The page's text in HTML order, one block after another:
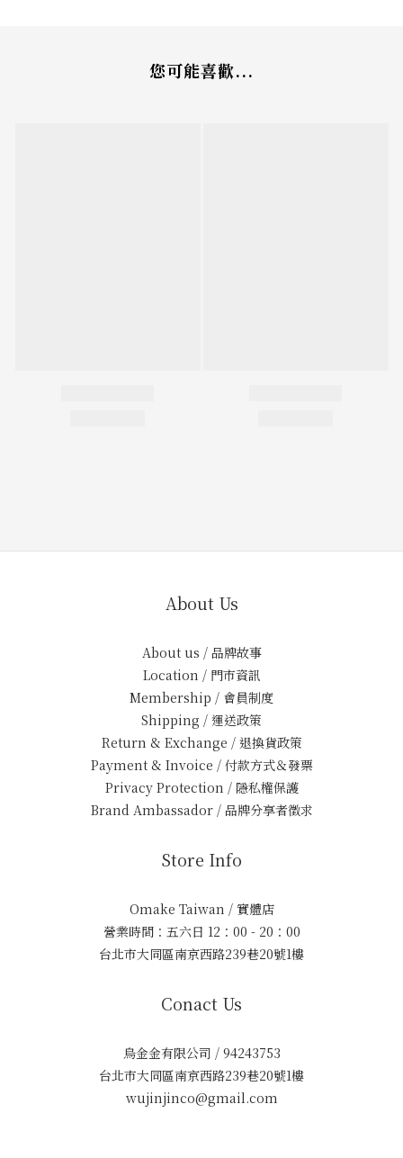
您可能喜歡...
About Us
About us / 品牌故事
Location / 門市資訊
Membership / 會員制度
Shipping / 運送政策
Return & Exchange / 退換貨政策
Payment & Invoice / 付款方式＆發票
Privacy Protection / 隱私權保護
Brand Ambassador / 品牌分享者徵求
Store Info
Omake Taiwan / 實體店
營業時間：五六日 12：00 - 20：00
台北市大同區南京西路239巷20號1樓
Conact Us
烏金金有限公司 / 94243753
台北市大同區南京西路239巷20號1樓
wujinjinco@gmail.com